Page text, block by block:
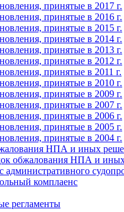
принятые в 2017 г.
принятые в 2016 г.
принятые в 2015 г.
принятые в 2014 г.
принятые в 2013 г.
принятые в 2012 г.
принятые в 2011 г.
принятые в 2010 г.
принятые в 2009 г.
принятые в 2007 г.
принятые в 2006 г.
принятые в 2005 г.
принятые в 2004 г.
НПА и иных
обжалования НПА и
административного
комплаенс
регламенты